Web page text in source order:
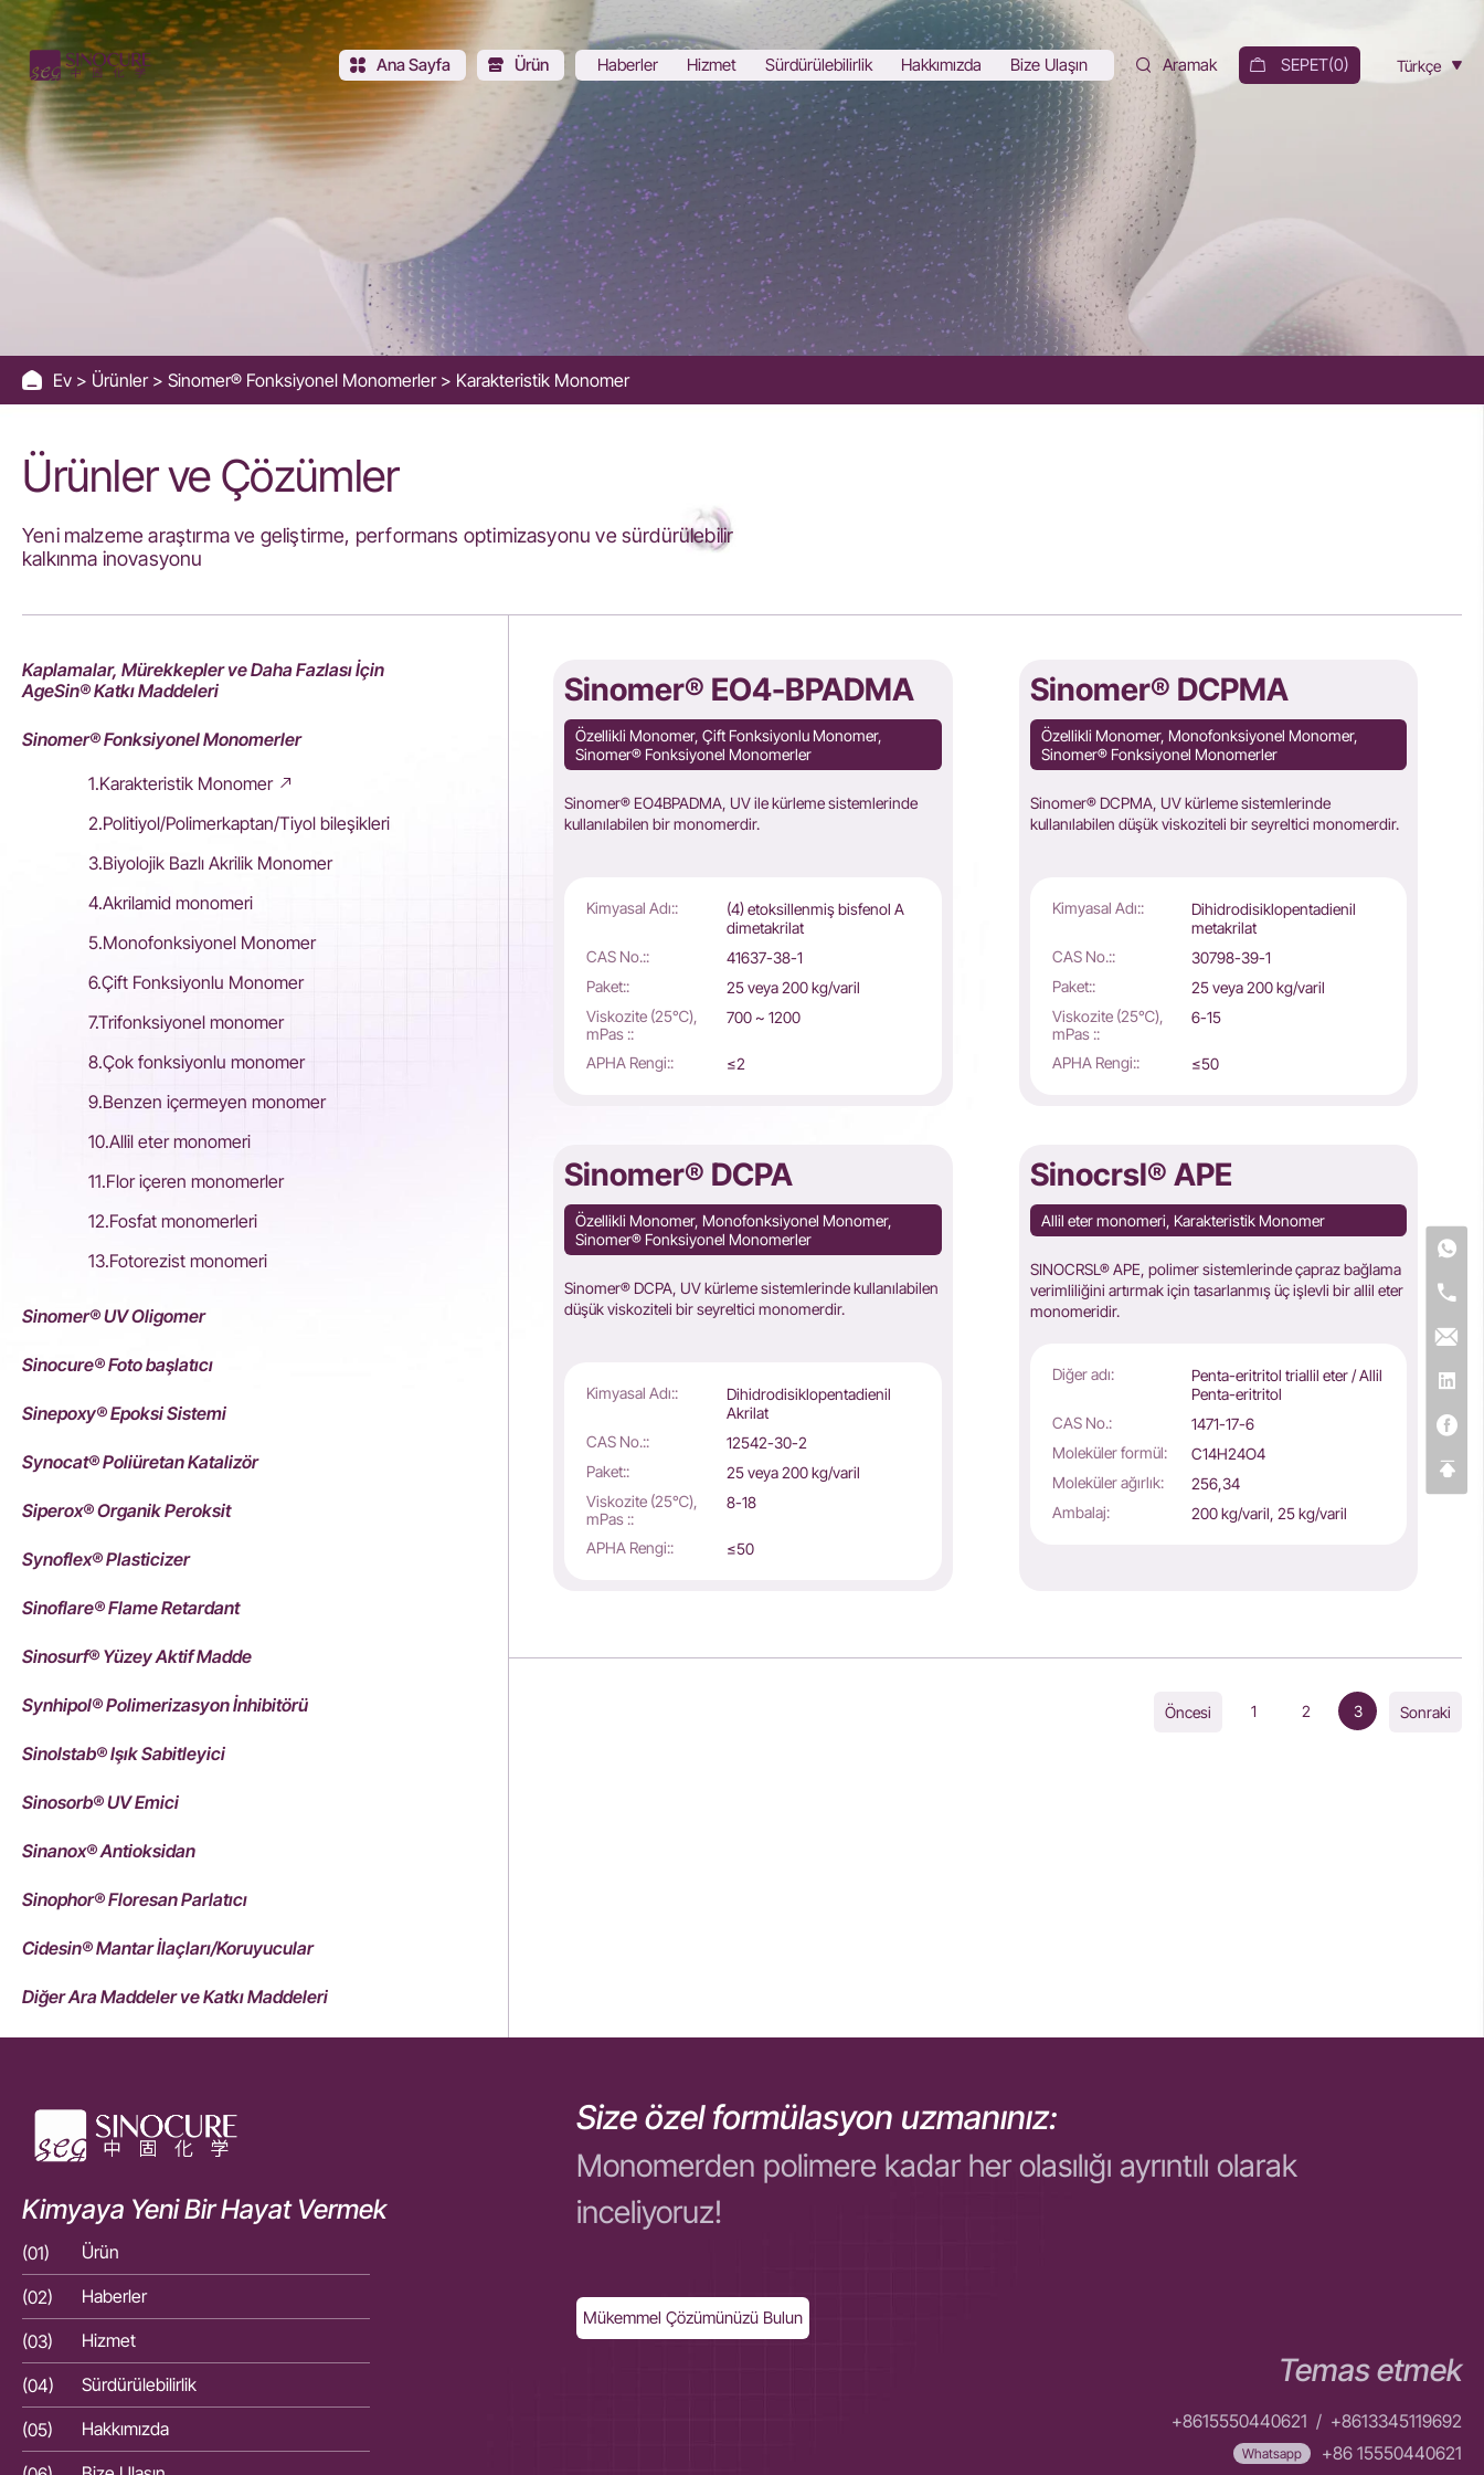
Karakteristik
Monomer
Ana Sayfa Ürün Haberler Hizmet Sürdürülebilirlik Hakkımızda Bize Ulaşın Aramak SEPET(0) Türkçe
Ev Ürünler Sinomer® Fonksiyonel Monomerler Karakteristik Monomer
Ürünler ve Çözümler
Yeni malzeme araştırma ve geliştirme, performans optimizasyonu ve sürdürülebilir
kalkınma inovasyonu
Kaplamalar, Mürekkepler ve Daha Fazlası İçin
AgeSin® Katkı Maddeleri
Sinomer® Fonksiyonel Monomerler
1.Karakteristik Monomer
2.Politiyol/Polimerkaptan/Tiyol bileşikleri
3.Biyolojik Bazlı Akrilik Monomer
4.Akrilamid monomeri
5.Monofonksiyonel Monomer
6.Çift Fonksiyonlu Monomer
7.Trifonksiyonel monomer
8.Çok fonksiyonlu monomer
9.Benzen içermeyen monomer
10.Allil eter monomeri
11.Flor içeren monomerler
12.Fosfat monomerleri
13.Fotorezist monomeri
Sinomer® UV Oligomer
Sinocure® Foto başlatıcı
Sinepoxy® Epoksi Sistemi
Synocat® Poliüretan Katalizör
Siperox® Organik Peroksit
Synoflex® Plasticizer
Sinoflare® Flame Retardant
Sinosurf® Yüzey Aktif Madde
Synhipol® Polimerizasyon İnhibitörü
Sinolstab® Işık Sabitleyici
Sinosorb® UV Emici
Sinanox® Antioksidan
Sinophor® Floresan Parlatıcı
Cidesin® Mantar İlaçları/Koruyucular
Diğer Ara Maddeler ve Katkı Maddeleri
Sinomer® EO4-BPADMA
Özellikli Monomer, Çift Fonksiyonlu Monomer,
Sinomer® Fonksiyonel Monomerler
Sinomer® EO4BPADMA, UV ile kürleme sistemlerinde
kullanılabilen bir monomerdir.
Kimyasal Adı::
(4) etoksillenmiş bisfenol A
dimetakrilat
CAS No.::
41637-38-1
Paket::
25 veya 200 kg/varil
Viskozite (25℃),
mPas ::
700 ~ 1200
APHA Rengi:: ≤2
Sinomer® DCPMA
Özellikli Monomer, Monofonksiyonel Monomer,
Sinomer® Fonksiyonel Monomerler
Sinomer® DCPMA, UV kürleme sistemlerinde
kullanılabilen düşük viskoziteli bir seyreltici monomerdir.
Kimyasal Adı::
Dihidrodisiklopentadienil
metakrilat
CAS No.::
30798-39-1
Paket::
25 veya 200 kg/varil
Viskozite (25℃),
mPas ::
6-15
APHA Rengi:: ≤50
Sinomer® DCPA
Özellikli Monomer, Monofonksiyonel Monomer,
Sinomer® Fonksiyonel Monomerler
Sinomer® DCPA, UV kürleme sistemlerinde kullanılabilen
düşük viskoziteli bir seyreltici monomerdir.
Kimyasal Adı::
Dihidrodisiklopentadienil
Akrilat
CAS No.::
12542-30-2
Paket::
25 veya 200 kg/varil
Viskozite (25℃),
mPas ::
8-18
APHA Rengi:: ≤50
Sinocrsl® APE
Allil eter monomeri, Karakteristik Monomer
SINOCRSL® APE, polimer sistemlerinde çapraz bağlama
verimliliğini artırmak için tasarlanmış üç işlevli bir allil eter
monomeridir.
Diğer adı:
Penta-eritritol triallil eter / Allil
Penta-eritritol
CAS No.:
1471-17-6
Moleküler formül:
C14H24O4
Moleküler ağırlık:
256,34
Ambalaj:
200 kg/varil, 25 kg/varil
Öncesi 1 2 3 Sonraki
Kimyaya Yeni Bir Hayat Vermek
Size özel formülasyon uzmanınız:
Monomerden polimere kadar her olasılığı ayrıntılı olarak
inceliyoruz!
(01) Ürün
(02)
Haberler
(03)
Hizmet
(04)
Sürdürülebilirlik
(05)
Hakkımızda
Mükemmel Çözümünüzü Bulun
Temas etmek
+8615550440621 / +8613345119692
Whatsapp
+86 15550440621